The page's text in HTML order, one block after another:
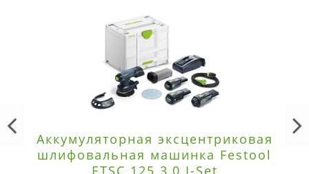
Аккумуляторная эксцентриковая
шлифовальная машинка Festool
ETSC 125 3,0 I-Set